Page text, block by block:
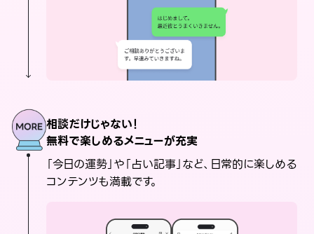
相談だけじゃない！
無料で楽しめるメニューが充実
「今日の運勢」や「占い記事」など、日常的に楽しめる
コンテンツも満載です。